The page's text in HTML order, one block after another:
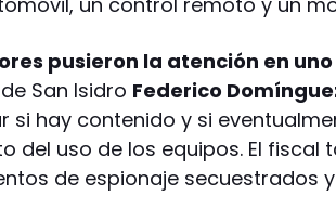
pusieron la atención en
San Isidro Federico
si hay contenido y si
del uso de los equipos. El fiscal
de espionaje secuestrados